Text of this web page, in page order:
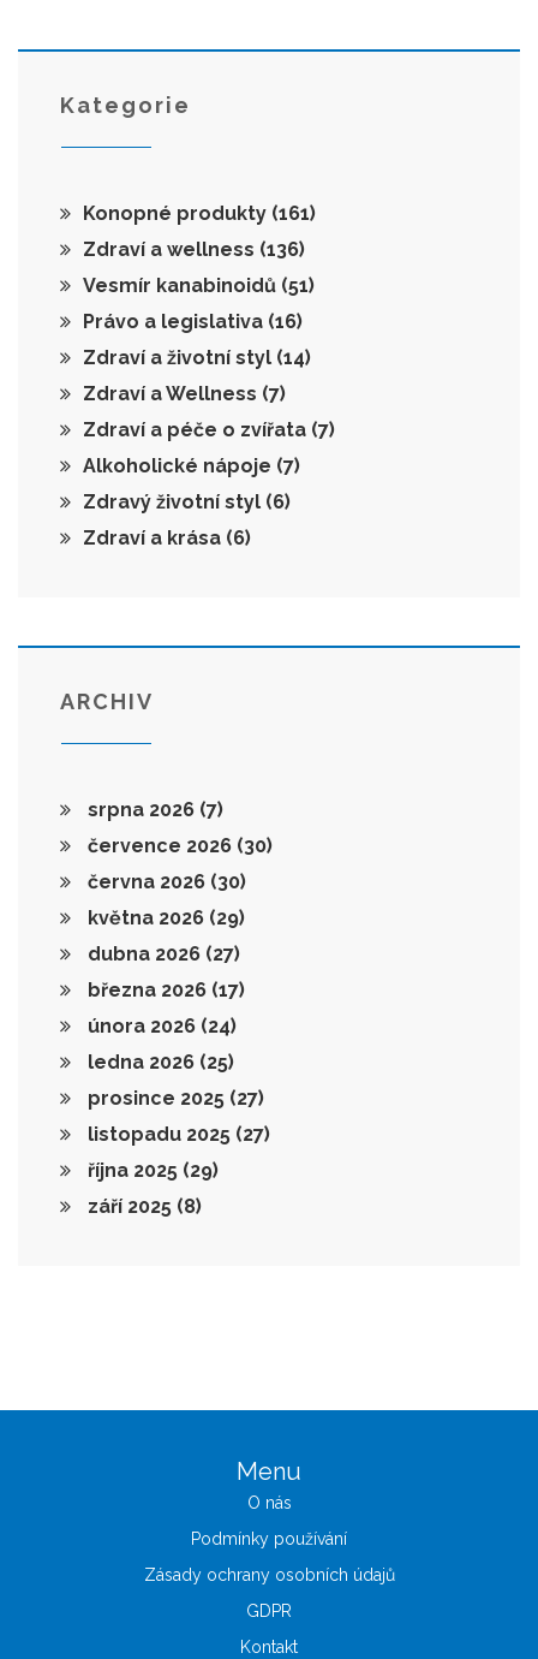
Kategorie
Konopné produkty (161)
Zdraví a wellness (136)
Vesmír kanabinoidů (51)
Právo a legislativa (16)
Zdraví a životní styl (14)
Zdraví a Wellness (7)
Zdraví a péče o zvířata (7)
Alkoholické nápoje (7)
Zdravý životní styl (6)
Zdraví a krása (6)
ARCHIV
srpna 2026 (7)
července 2026 (30)
června 2026 (30)
května 2026 (29)
dubna 2026 (27)
března 2026 (17)
února 2026 (24)
ledna 2026 (25)
prosince 2025 (27)
listopadu 2025 (27)
října 2025 (29)
září 2025 (8)
Menu
O nás
Podmínky používání
Zásady ochrany osobních údajů
GDPR
Kontakt